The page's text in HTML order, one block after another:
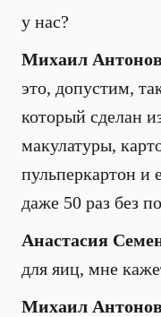
у нас?
Михаил
это, допустим,
который сделан
макулатуры,
пульперкартон и
даже 50 раз без
Анастасия
для яиц, мне
Михаил